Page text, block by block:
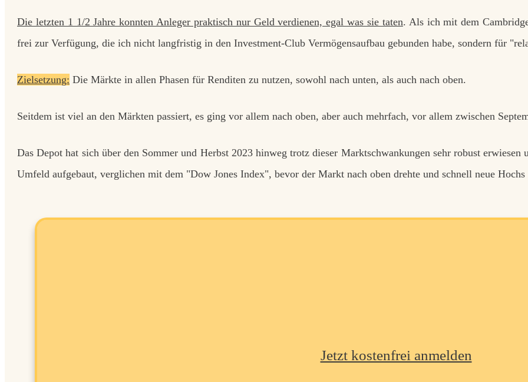
Die letzten 1 1/2 Jahre konnten Anleger praktisch nur Geld verdienen, egal was sie taten. Als ich mit dem
frei zur Verfügung, die ich nicht langfristig in den Investment-Club Vermögensaufbau gebunden habe, sondern für
Zielsetzung: Die Märkte in allen Phasen für Renditen zu nutzen, sowohl nach unten, als auch nach oben.
Seitdem ist viel an den Märkten passiert, es ging vor allem nach oben, aber auch mehrfach, vor allem zwischen
Das Depot hat sich über den Sommer und Herbst 2023 hinweg trotz dieser Marktschwankungen sehr robust
Umfeld aufgebaut, verglichen mit dem "Dow Jones Index", bevor der Markt nach oben drehte und schnell neue Hochs
Jetzt kostenfrei anmelden